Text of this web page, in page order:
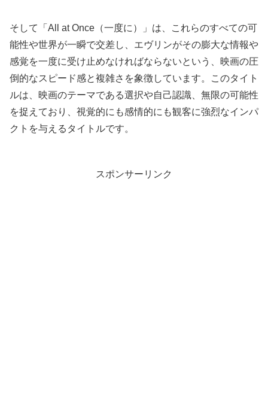
そして「All at Once（一度に）」は、これらのすべての可
能性や世界が一瞬で交差し、エヴリンがその膨大な情報や
感覚を一度に受け止めなければならないという、映画の圧
倒的なスピード感と複雑さを象徴しています。このタイト
ルは、映画のテーマである選択や自己認識、無限の可能性
を捉えており、視覚的にも感情的にも観客に強烈なインパ
クトを与えるタイトルです。
スポンサーリンク